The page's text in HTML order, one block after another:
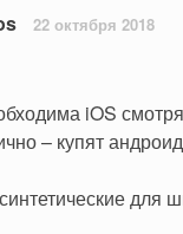
22 октября 2018
iOS
– купят
для